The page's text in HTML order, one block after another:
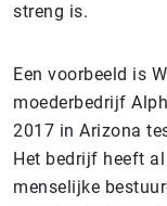
streng is.
Een voorbeeld is
moederbedrijf
2017 in Arizona
Het bedrijf heeft
menselijke